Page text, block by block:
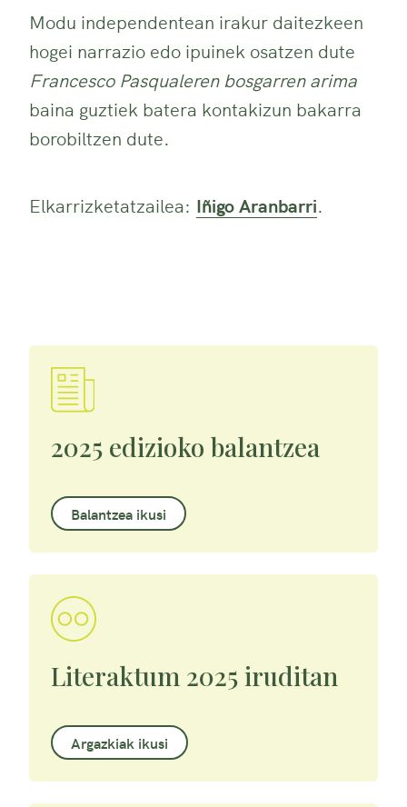
Modu independentean irakur daitezkeen
hogei narrazio edo ipuinek osatzen dute
Francesco Pasqualeren bosgarren arima
baina guztiek batera kontakizun bakarra
borobiltzen dute.
Elkarrizketatzailea: Iñigo Aranbarri.
2025 edizioko balantzea
Balantzea ikusi
Literaktum 2025 iruditan
Argazkiak ikusi